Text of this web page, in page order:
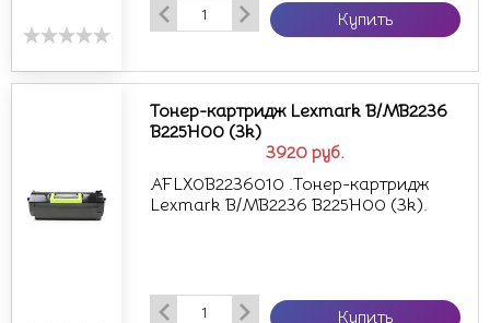
Купить
3920 руб.
Тонер-картридж Lexmark B/MB2236
B225H00 (3k)
AFLX0B2236010 .Тонер-картридж
Lexmark B/MB2236 B225H00 (3k).
Купить